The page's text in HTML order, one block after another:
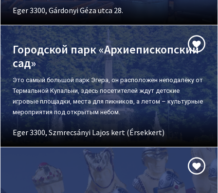
Eger 3300, Gárdonyi Géza utca 28.
Городской парк «Архиепископский
сад»
Это самый большой парк Эгера, он расположен неподалёку от
Термальной Купальни, здесь посетителей ждут детские
игровые площадки, места для пикников, а летом – культурные
мероприятия под открытым небом.
Eger 3300, Szmrecsányi Lajos kert (Érsekkert)